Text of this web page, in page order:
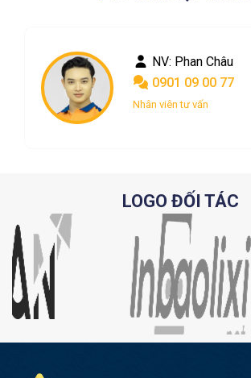
NV: Phan Châu
0901 09 00 77
Nhân viên tư vấn
LOGO ĐỐI TÁC